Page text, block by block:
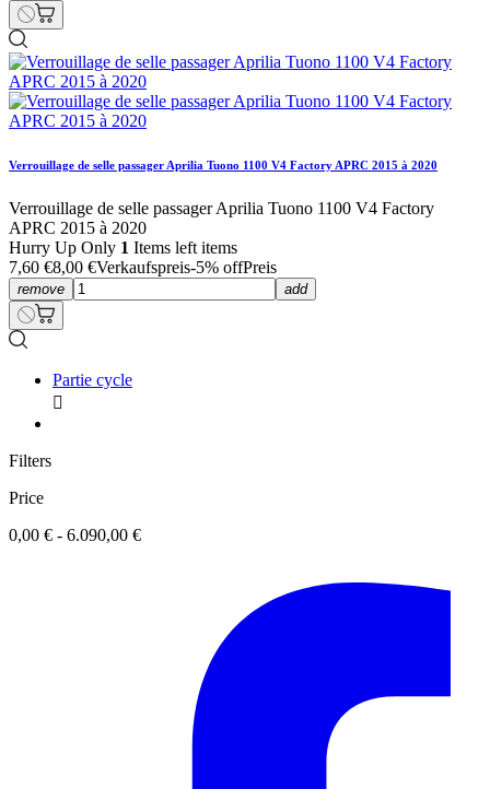
Verrouillage de selle passager Aprilia Tuono 1100 V4 Factory APRC 2015 à 2020
Verrouillage de selle passager Aprilia Tuono 1100 V4 Factory
APRC 2015 à 2020
Hurry Up Only 1 Items left items
7,60 €8,00 €Verkaufspreis-5% offPreis
remove add
Partie cycle

Filters
Price
0,00 € - 6.090,00 €